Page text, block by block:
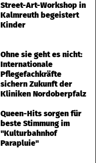
Street-Art-Workshop in
Kalmreuth begeistert
Kinder
Ohne sie geht es nicht:
Internationale
Pflegefachkräfte
sichern Zukunft der
Kliniken Nordoberpfalz
Queen-Hits sorgen für
beste Stimmung im
"Kulturbahnhof
Parapluie"